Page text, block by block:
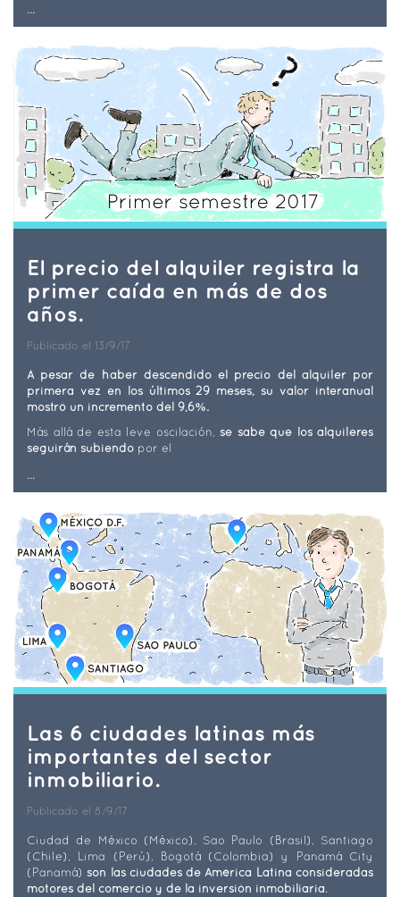
...
El precio del alquiler registra la
primer caída en más de dos
años.
Publicado el 13/9/17
A pesar de haber descendido el precio del alquiler por
primera vez en los últimos 29 meses, su valor interanual
mostró un incremento del 9,6%.
Más allá de esta leve oscilación, se sabe que los alquileres
seguirán subiendo por el
...
Las 6 ciudades latinas más
importantes del sector
inmobiliario.
Publicado el 8/9/17
Ciudad de México (México), Sao Paulo (Brasil), Santiago
(Chile), Lima (Perú), Bogotá (Colombia) y Panamá City
(Panamá)son las ciudades de América Latina consideradas
motores del comercio y de la inversión inmobiliaria.